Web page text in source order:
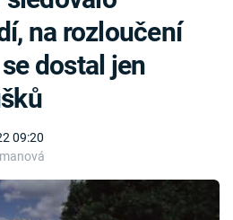
09:20
na rozloučení
dostal jen